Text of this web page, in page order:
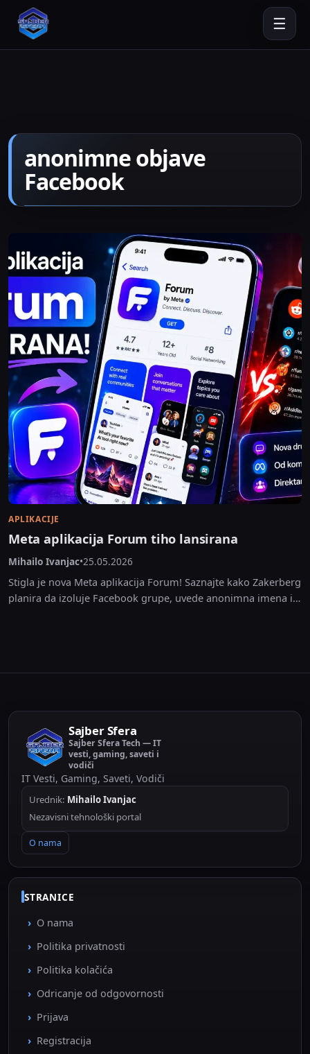
☰
anonimne objave
Facebook
APLIKACIJE
Meta aplikacija Forum tiho lansirana
Mihailo Ivanjac•25.05.2026
Stigla je nova Meta aplikacija Forum! Saznajte kako Zakerberg
planira da izoluje Facebook grupe, uvede anonimna imena i
Sajber Sfera
Sajber Sfera Tech — IT
vesti, gaming, saveti i
vodiči
IT Vesti, Gaming, Saveti, Vodiči
Urednik: Mihailo Ivanjac
Nezavisni tehnološki portal
O nama
STRANICE
O nama
Politika privatnosti
Politika kolačića
Odricanje od odgovornosti
Prijava
Registracija